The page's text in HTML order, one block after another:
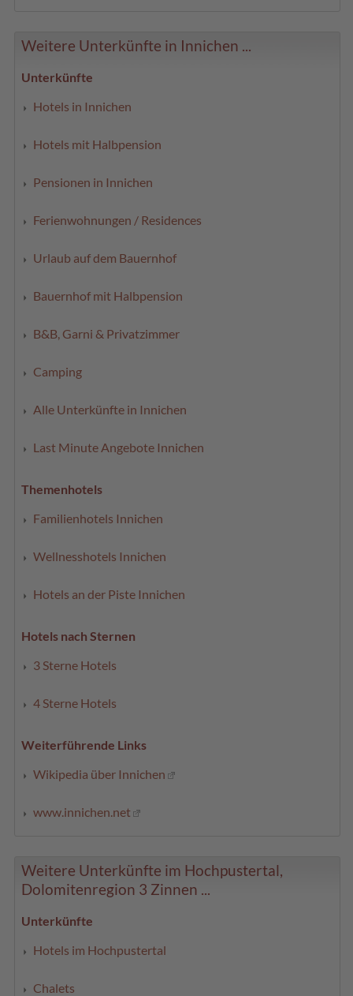
Weitere Unterkünfte in Innichen ...
Unterkünfte
Hotels in Innichen
Hotels mit Halbpension
Pensionen in Innichen
Ferienwohnungen / Residences
Urlaub auf dem Bauernhof
Bauernhof mit Halbpension
B&B, Garni & Privatzimmer
Camping
Alle Unterkünfte in Innichen
Last Minute Angebote Innichen
Themenhotels
Familienhotels Innichen
Wellnesshotels Innichen
Hotels an der Piste Innichen
Hotels nach Sternen
3 Sterne Hotels
4 Sterne Hotels
Weiterführende Links
Wikipedia über Innichen
www.innichen.net
Weitere Unterkünfte im Hochpustertal,
Dolomitenregion 3 Zinnen ...
Unterkünfte
Hotels im Hochpustertal
Chalets